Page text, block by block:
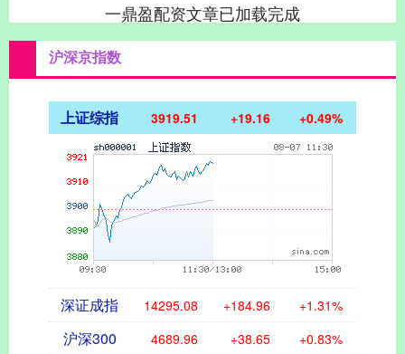
一鼎盈配资文章已加载完成
沪深京指数
上证综指 3919.51 +19.16 +0.49%
深证成指 14295.08 +184.96 +1.31%
沪深300 4689.96 +38.65 +0.83%